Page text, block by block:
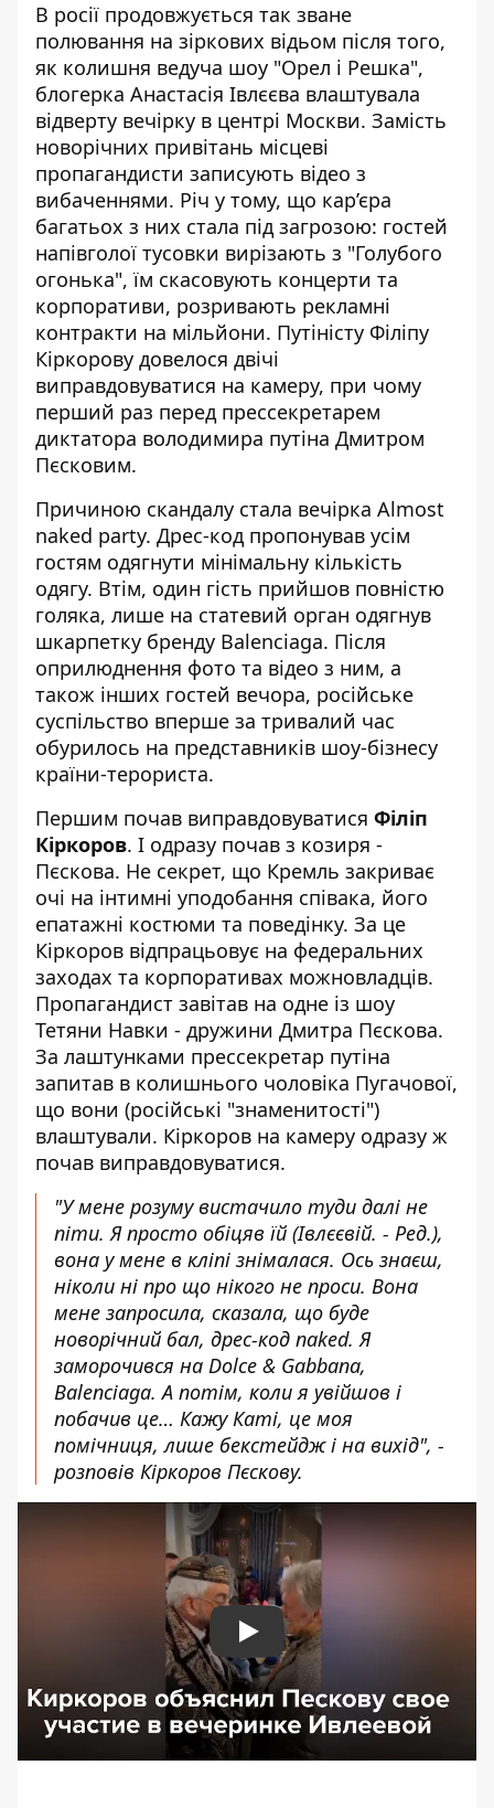
В росії продовжується так зване
полювання на зіркових відьом після того,
як колишня ведуча шоу "Орел і Решка",
блогерка Анастасія Івлєєва влаштувала
відверту вечірку в центрі Москви. Замість
новорічних привітань місцеві
пропагандисти записують відео з
вибаченнями. Річ у тому, що кар’єра
багатьох з них стала під загрозою: гостей
напівголої тусовки вирізають з "Голубого
огонька", їм скасовують концерти та
корпоративи, розривають рекламні
контракти на мільйони. Путіністу Філіпу
Кіркорову довелося двічі
виправдовуватися на камеру, при чому
перший раз перед прессекретарем
диктатора володимира путіна Дмитром
Пєсковим.
Причиною скандалу стала вечірка Almost
naked party. Дрес-код пропонував усім
гостям одягнути мінімальну кількість
одягу. Втім, один гість прийшов повністю
голяка, лише на статевий орган одягнув
шкарпетку бренду Balenciaga. Після
оприлюднення фото та відео з ним, а
також інших гостей вечора, російське
суспільство вперше за тривалий час
обурилось на представників шоу-бізнесу
країни-терориста.
Першим почав виправдовуватися Філіп
Кіркоров. І одразу почав з козиря -
Пєскова. Не секрет, що Кремль закриває
очі на інтимні уподобання співака, його
епатажні костюми та поведінку. За це
Кіркоров відпрацьовує на федеральних
заходах та корпоративах можновладців.
Пропагандист завітав на одне із шоу
Тетяни Навки - дружини Дмитра Пєскова.
За лаштунками прессекретар путіна
запитав в колишнього чоловіка Пугачової,
що вони (російські "знаменитості")
влаштували. Кіркоров на камеру одразу ж
почав виправдовуватися.
"У мене розуму вистачило туди далі не
піти. Я просто обіцяв їй (Івлєєвій. - Ред.),
вона у мене в кліпі знімалася. Ось знаєш,
ніколи ні про що нікого не проси. Вона
мене запросила, сказала, що буде
новорічний бал, дрес-код naked. Я
заморочився на Dolce & Gabbana,
Balenciaga. А потім, коли я увійшов і
побачив це… Кажу Каті, це моя
помічниця, лише бекстейдж і на вихід", -
розповів Кіркоров Пєскову.
Play